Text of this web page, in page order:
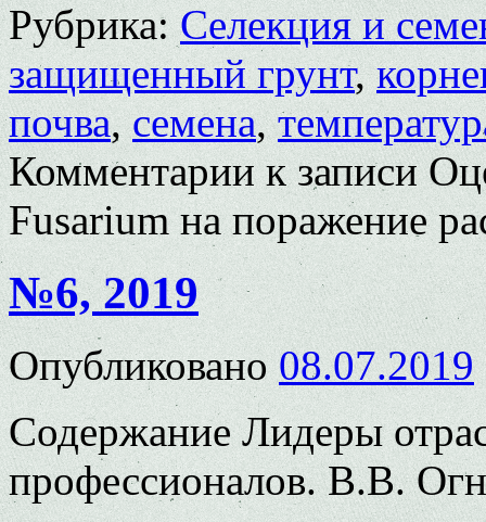
Рубрика: Селекция и
защищенный грунт,
почва,семена,
Комментариик записи
Fusarium на поражение
№6, 2019
Опубликовано 08.07.2019
Содержание Лидеры
профессионалов. В.В.